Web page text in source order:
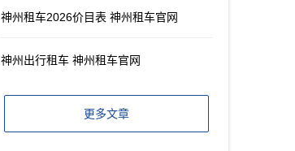
神州租车2026价目表 神州租车官网
神州出行租车 神州租车官网
更多文章